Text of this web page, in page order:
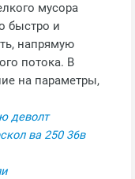
мусора
быстро и
напрямую
потока. В
на параметры,
деволт
ва 250 36в